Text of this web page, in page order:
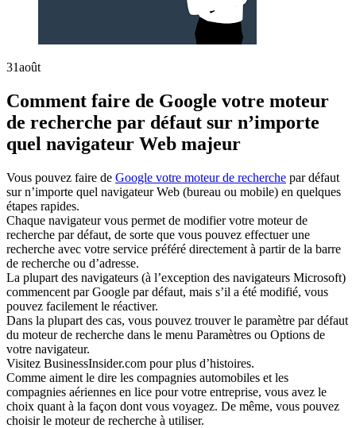
31août
Comment faire de Google votre moteur
de recherche par défaut sur n’importe
quel navigateur Web majeur
Vous pouvez faire de Google votre moteur de recherche par défaut
sur n’importe quel navigateur Web (bureau ou mobile) en quelques
étapes rapides.
Chaque navigateur vous permet de modifier votre moteur de
recherche par défaut, de sorte que vous pouvez effectuer une
recherche avec votre service préféré directement à partir de la barre
de recherche ou d’adresse.
La plupart des navigateurs (à l’exception des navigateurs Microsoft)
commencent par Google par défaut, mais s’il a été modifié, vous
pouvez facilement le réactiver.
Dans la plupart des cas, vous pouvez trouver le paramètre par défaut
du moteur de recherche dans le menu Paramètres ou Options de
votre navigateur.
Visitez BusinessInsider.com pour plus d’histoires.
Comme aiment le dire les compagnies automobiles et les
compagnies aériennes en lice pour votre entreprise, vous avez le
choix quant à la façon dont vous voyagez. De même, vous pouvez
choisir le moteur de recherche à utiliser.